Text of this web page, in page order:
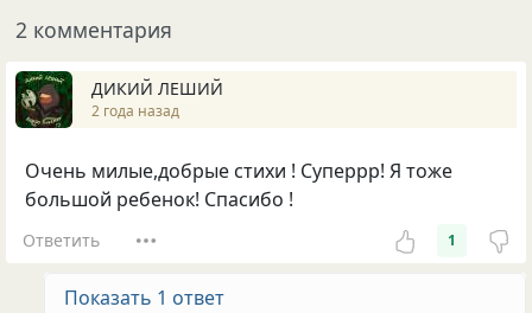
2 комментария
ДИКИЙ ЛЕШИЙ
2 года назад
Очень милые,добрые стихи ! Суперрр! Я тоже
большой ребенок! Спасибо !
Ответить 1
Показать 1 ответ